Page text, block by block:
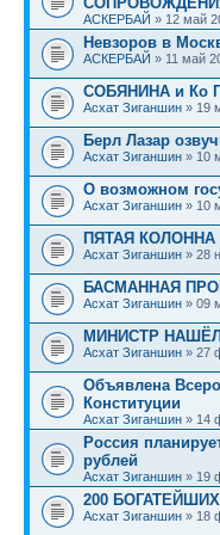
АСКЕРБАЙ » 12 май
Невзоров в
АСКЕРБАЙ » 11 май
СОБЯНИНА и Ко
Асхат Зиганшин » 19
Берл Лазар
Асхат Зиганшин » 10
О возможном
Асхат Зиганшин » 10
ПЯТАЯ КОЛОННА
Асхат Зиганшин » 28
БАСМАННАЯ
Асхат Зиганшин » 09
МИНИСТР
Асхат Зиганшин » 27
Объявлена
Конституции
Асхат Зиганшин » 14
Россия
рублей
Асхат Зиганшин » 19
200 БОГАТЕЙШИХ
Асхат Зиганшин » 18